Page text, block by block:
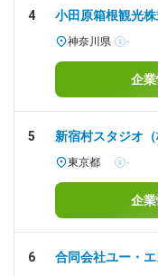
4 小田原箱根観光
神奈川県 -
企
5 新宿村スタジオ（
東京都 -
企
6 合同会社ユー・